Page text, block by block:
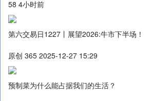
58 4小时前
第六交易日1227丨展望2026:牛市下半场！
原创 365 2025-12-27 15:29
预制菜为什么能占据我们的生活？